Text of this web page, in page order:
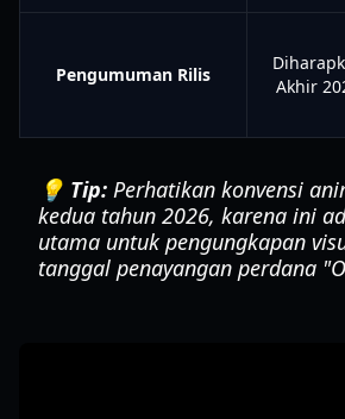
Pengumuman Rilis
Akhir
💡 Tip: Perhatikan konvensi
kedua tahun 2026, karena ini
utama untuk pengungkapan
tanggal penayangan perdana